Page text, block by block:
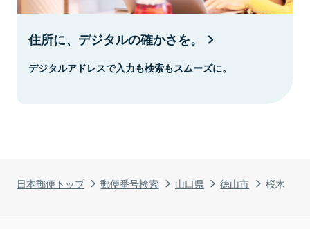
日本郵便トップ 郵便番号検索 山口県 徳山市 桜木
住所に、デジタルの確かさを。
デジタルアドレスで入力も検索もスムーズに。